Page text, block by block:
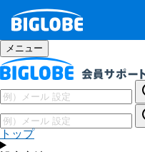
メニュー
トップ